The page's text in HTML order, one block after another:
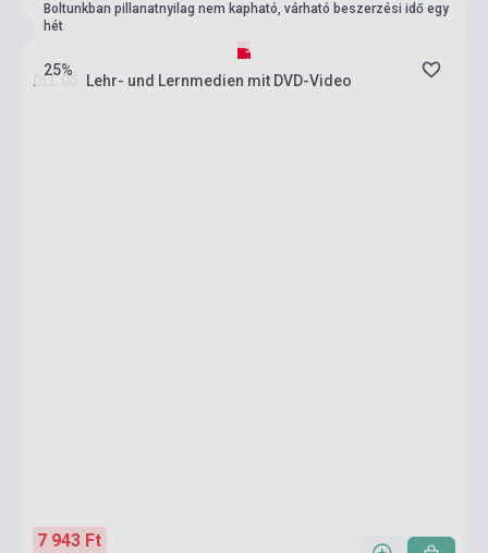
25%
Boltunkban pillanatnyilag nem kapható, várható beszerzési idő egy
hét
DLL 05: Lehr- und Lernmedien mit DVD-Video
7 943 Ft